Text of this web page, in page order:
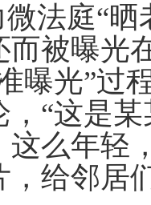
法庭“晒
而被曝光
曝光”过
，“这是
这么年轻
，给邻